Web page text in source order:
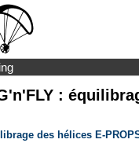
:
des hélices E-